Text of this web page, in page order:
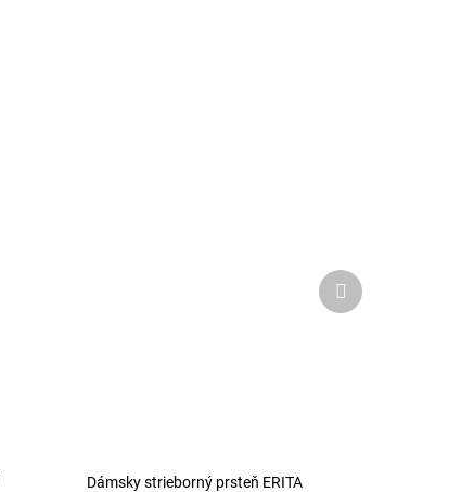
Dámsky strieborný prsteň ERITA
Ďalší
produkt